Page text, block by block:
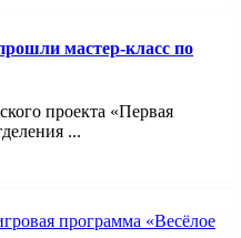
мастер-класс по
проекта «Первая
...